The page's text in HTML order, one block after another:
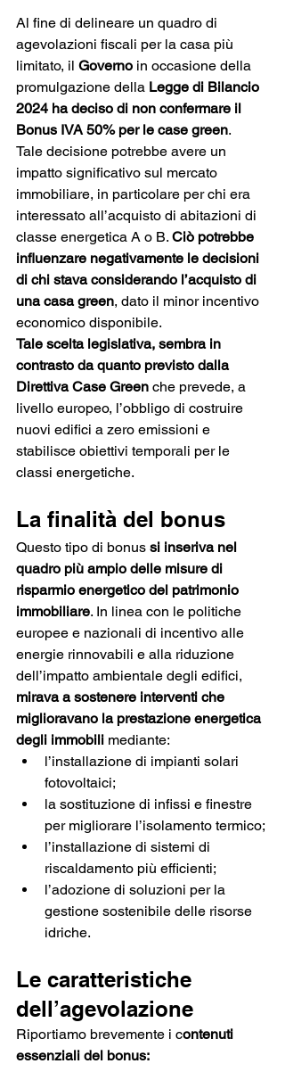
Al fine di delineare un quadro di
agevolazioni fiscali per la casa più
limitato, il Governo in occasione della
promulgazione della Legge di Bilancio
2024 ha deciso di non confermare il
Bonus IVA 50% per le case green.
Tale decisione potrebbe avere un
impatto significativo sul mercato
immobiliare, in particolare per chi era
interessato all’acquisto di abitazioni di
classe energetica A o B. Ciò potrebbe
influenzare negativamente le decisioni
di chi stava considerando l’acquisto di
una casa green, dato il minor incentivo
economico disponibile.
Tale scelta legislativa, sembra in
contrasto da quanto previsto dalla
Direttiva Case Green che prevede, a
livello europeo, l’obbligo di costruire
nuovi edifici a zero emissioni e
stabilisce obiettivi temporali per le
classi energetiche.
La finalità del bonus
Questo tipo di bonus si inseriva nel
quadro più ampio delle misure di
risparmio energetico del patrimonio
immobiliare. In linea con le politiche
europee e nazionali di incentivo alle
energie rinnovabili e alla riduzione
dell’impatto ambientale degli edifici,
mirava a sostenere interventi che
miglioravano la prestazione energetica
degli immobili mediante:
l’installazione di impianti solari
fotovoltaici;
la sostituzione di infissi e finestre
per migliorare l’isolamento termico;
l’installazione di sistemi di
riscaldamento più efficienti;
l’adozione di soluzioni per la
gestione sostenibile delle risorse
idriche.
Le caratteristiche
dell’agevolazione
Riportiamo brevemente i contenuti
essenziali del bonus: